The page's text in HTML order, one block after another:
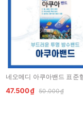
47.500₫ 50.000₫